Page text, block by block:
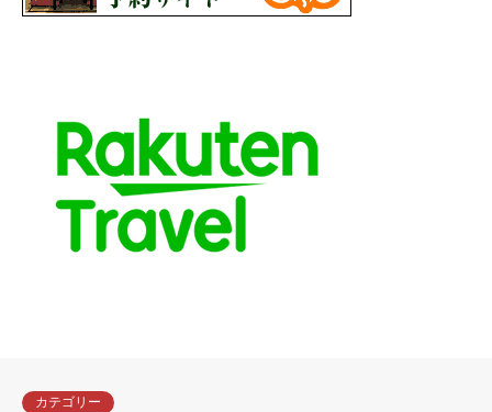
カテゴリー